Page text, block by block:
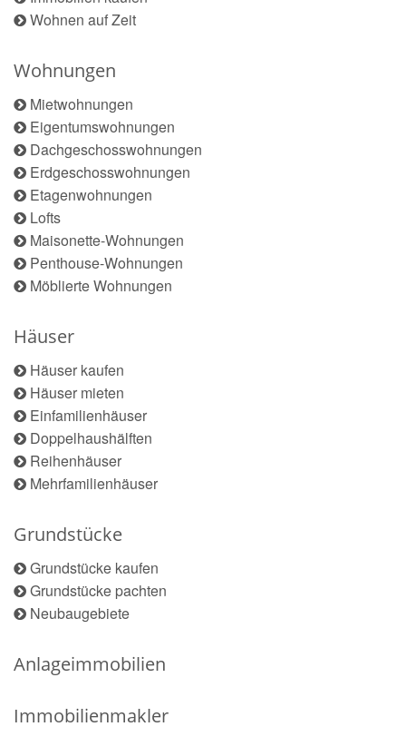
Wohnen auf Zeit
Wohnungen
Mietwohnungen
Eigentumswohnungen
Dachgeschosswohnungen
Erdgeschosswohnungen
Etagenwohnungen
Lofts
Maisonette-Wohnungen
Penthouse-Wohnungen
Möblierte Wohnungen
Häuser
Häuser kaufen
Häuser mieten
Einfamilienhäuser
Doppelhaushälften
Reihenhäuser
Mehrfamilienhäuser
Grundstücke
Grundstücke kaufen
Grundstücke pachten
Neubaugebiete
Anlageimmobilien
Immobilienmakler